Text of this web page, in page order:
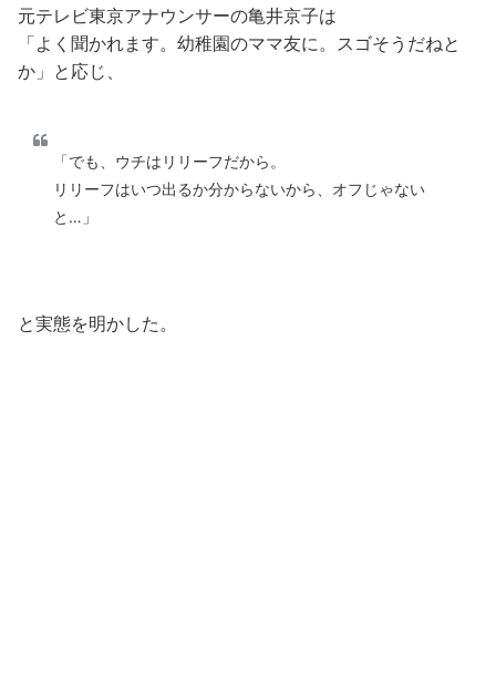
元テレビ東京アナウンサーの亀井京子は
「よく聞かれます。幼稚園のママ友に。スゴそうだねと
か」と応じ、
「でも、ウチはリリーフだから。
リリーフはいつ出るか分からないから、オフじゃない
と…」
と実態を明かした。